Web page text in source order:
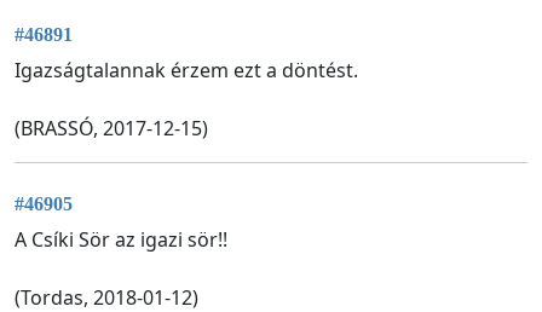
#46891
Igazságtalannak érzem ezt a döntést.
(BRASSÓ, 2017-12-15)
#46905
A Csíki Sör az igazi sör!!
(Tordas, 2018-01-12)